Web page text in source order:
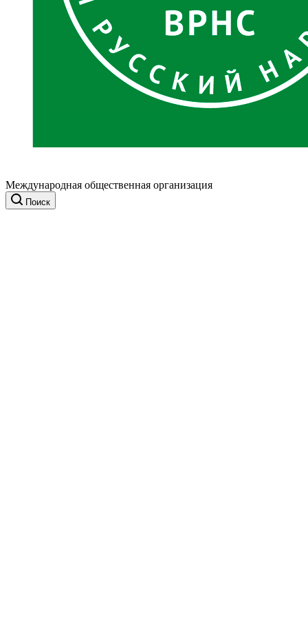
Международная общественная организация
Поиск